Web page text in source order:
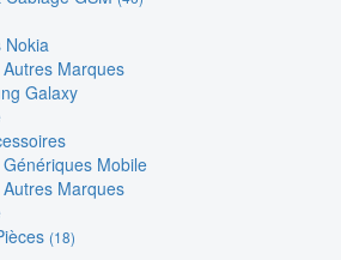
Nokia
Autres Marques
Galaxy
Génériques Mobile
Autres Marques
(18)